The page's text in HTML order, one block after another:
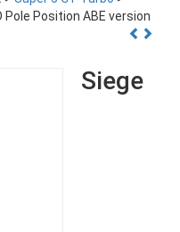
Pole Position ABE version
Siege